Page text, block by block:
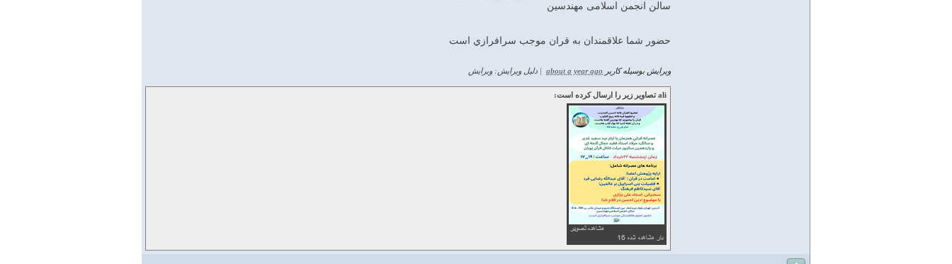
سالن انجمن اسلامی مهندسین
حضور شما علاقمندان به قران موجب سرافرازي است
ویرایش بوسیله کاربر about a year ago دلیل ویرایش: ویرایش
ali تصاویر زیر را ارسال کرده است: